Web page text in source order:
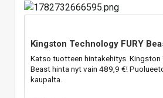
Kingston Technology FURY
Katso tuotteen hintakehitys. Kingston
Beast hinta nyt vain 489,9 €!
kaupalta.